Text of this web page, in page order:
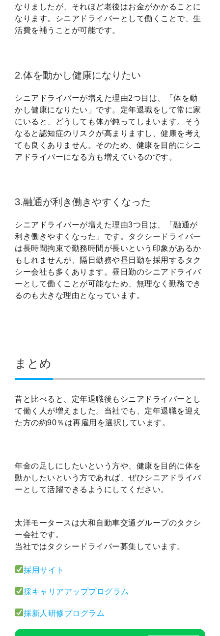
なりましたが、それほど老後はお金がかかることに
なります。シニアドライバーとして働くことで、生
活費を補うことが可能です。
2.体を動かし健康になりたい
シニアドライバーが増えた理由2つ目は、「体を動
かし健康になりたい」です。定年退職をして常に家
にいると、どうしても体が鈍ってしまいます。そう
なると認知症のリスクが高まりますし、健康を考え
ても良くありません。そのため、健康を目的にシニ
アドライバーになる方も増えているのです。
3.融通が利き働きやすくなった
シニアドライバーが増えた理由3つ目は、「融通が
利き働きやすくなった」です。タクシードライバー
は長時間拘束で勤務時間が長いという印象があるか
もしれませんが、隔日勤務や昼日勤を採用するタク
シー会社も多くあります。昼日勤のシニアドライバ
ーとして働くことが可能なため、無理なく勤務でき
るのも大きな理由となっています。
まとめ
昔と比べると、定年退職後もシニアドライバーとし
て働く人が増えました。当社でも、定年退職を迎え
た方の約90％は再雇用を選択しています。
年金の足しにしたいという方や、健康を目的に体を
動かしたいという方であれば、ぜひシニアドライバ
ーとして活躍できるようにしてください。
太洋モータースは大和自動車交通グループのタクシ
ー会社です。
当社ではタクシードライバー募集しています。
採用サイト
採キャリアアッププログラム
採新人研修プログラム